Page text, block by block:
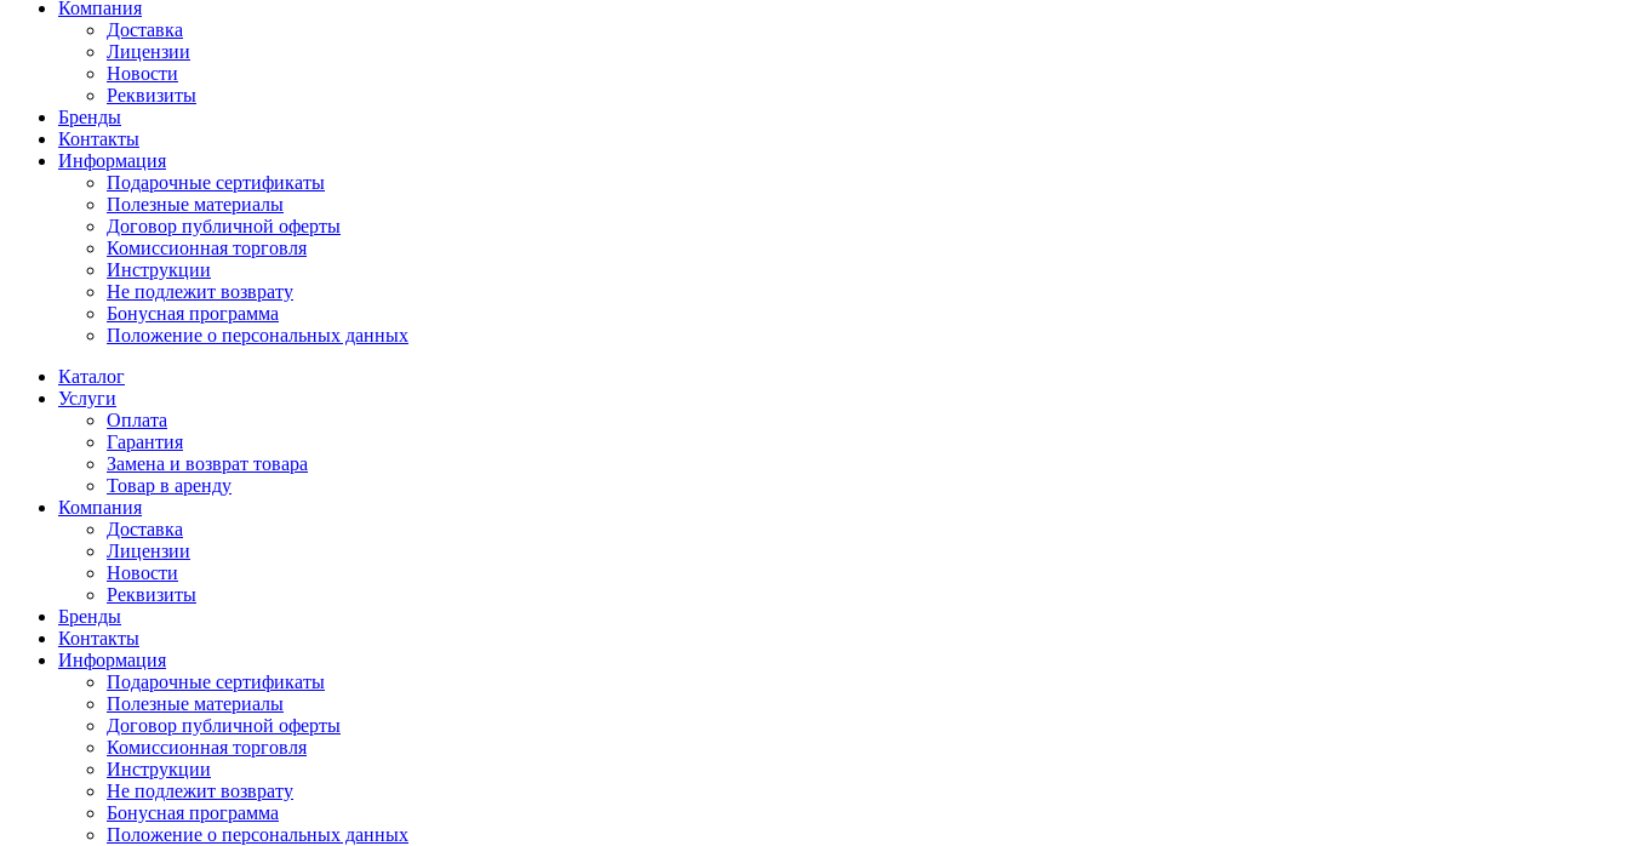
Компания
Доставка
Лицензии
Новости
Реквизиты
Бренды
Контакты
Информация
Подарочные сертификаты
Полезные материалы
Договор публичной оферты
Комиссионная торговля
Инструкции
Не подлежит возврату
Бонусная программа
Положение о персональных данных
Каталог
Услуги
Оплата
Гарантия
Замена и возврат товара
Товар в аренду
Компания
Доставка
Лицензии
Новости
Реквизиты
Бренды
Контакты
Информация
Подарочные сертификаты
Полезные материалы
Договор публичной оферты
Комиссионная торговля
Инструкции
Не подлежит возврату
Бонусная программа
Положение о персональных данных